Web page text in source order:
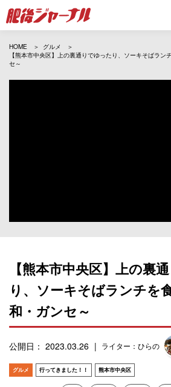
HOME
グルメ
【熊本市中央区】上の裏通りでゆったり、ソーキそばラン
セ～
【熊本市中央区】上の裏
り、ソーキそばランチを
和・ガンセ～
公開日： 2023.03.26 ライター：ひらの
グルメ 行ってきました！！ 熊本市中央区